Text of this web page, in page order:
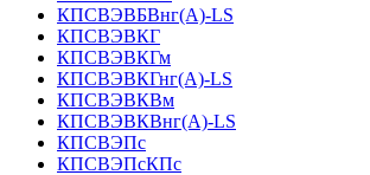
КПСВЭВБВнг(А)-LS
КПСВЭВКГ
КПСВЭВКГм
КПСВЭВКГнг(А)-LS
КПСВЭВКВм
КПСВЭВКВнг(А)-LS
КПСВЭПс
КПСВЭПсКПс